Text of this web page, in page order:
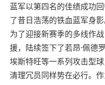
蓝军以第四名的佳绩成功
了昔日浩荡的铁血蓝军身影
为了迎接新赛季的多线作
援，陆续签下了若昂·佩德
埃斯特旺等一系列攻击型
清理冗员同样势在必行。